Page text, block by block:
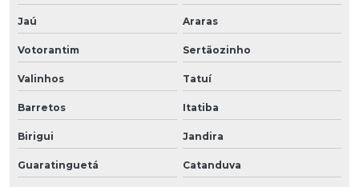
Jaú Araras
Votorantim Sertãozinho
Valinhos Tatuí
Barretos Itatiba
Birigui Jandira
Guaratinguetá Catanduva